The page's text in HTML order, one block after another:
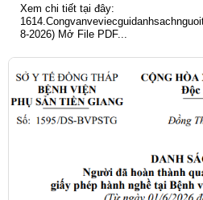
Xem chi tiết tại đây:
8-2026) Mở File PDF...